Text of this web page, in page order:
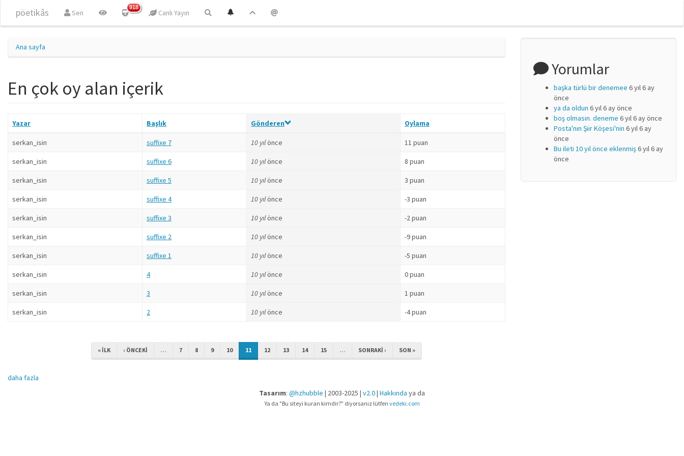
pöetikâs Sen
918
Canlı Yayın
Ana sayfa
En çok oy alan içerik
Yazar Başlık Gönderen Oylama
serkan_isin suffixe 7 10 yılönce 11 puan
serkan_isin suffixe 6 10 yılönce 8 puan
serkan_isin suffixe 5 10 yılönce 3 puan
serkan_isin suffixe 4 10 yılönce -3 puan
serkan_isin suffixe 3 10 yılönce -2 puan
serkan_isin suffixe 2 10 yılönce -9 puan
serkan_isin suffixe 1 10 yılönce -5 puan
serkan_isin 4 10 yılönce 0 puan
serkan_isin 3 10 yılönce 1 puan
serkan_isin 2 10 yılönce -4 puan
« ILK ‹ ÖNCEKI … 7 8 9 10 11 12 13 14 15 … SONRAKI › SON »
daha fazla
Yorumlar
başka türlü bir denemee 6 yıl 6 ay
önce
ya da oldun 6 yıl 6 ay önce
boş olmasın. deneme 6 yıl 6 ay önce
Posta'nın Şiir Köşesi'nin 6 yıl 6 ay
önce
Bu ileti 10 yıl önce eklenmiş6 yıl 6 ay
önce
Tasarım: @hzhubble | 2003-2025 | v2.0| Hakkında ya da
Ya da "Bu siteyi kuran kimdir?" diyorsanız lütfen vedeki.com